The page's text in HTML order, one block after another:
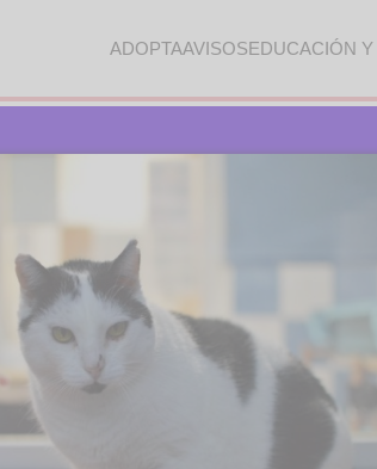
ADOPTAAVISOSEDUCACIÓN